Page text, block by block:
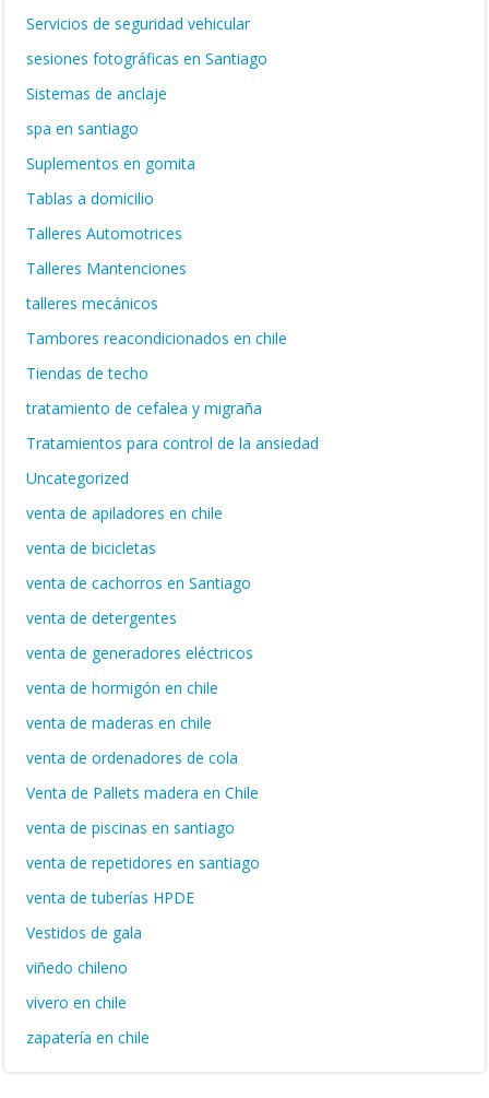
Servicios de seguridad vehicular
sesiones fotográficas en Santiago
Sistemas de anclaje
spa en santiago
Suplementos en gomita
Tablas a domicilio
Talleres Automotrices
Talleres Mantenciones
talleres mecánicos
Tambores reacondicionados en chile
Tiendas de techo
tratamiento de cefalea y migraña
Tratamientos para control de la ansiedad
Uncategorized
venta de apiladores en chile
venta de bicicletas
venta de cachorros en Santiago
venta de detergentes
venta de generadores eléctricos
venta de hormigón en chile
venta de maderas en chile
venta de ordenadores de cola
Venta de Pallets madera en Chile
venta de piscinas en santiago
venta de repetidores en santiago
venta de tuberías HPDE
Vestidos de gala
viñedo chileno
vivero en chile
zapatería en chile